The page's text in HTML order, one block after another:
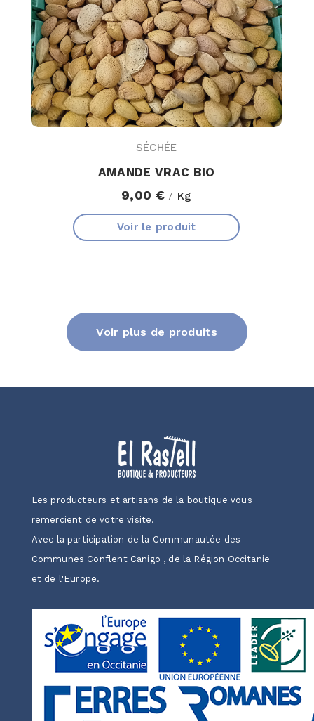
SÉCHÉE
AMANDE VRAC BIO
9,00 € / Kg
Voir le produit
Voir plus de produits
Les producteurs et artisans de la boutique vous
remercient de votre visite.
Avec la participation de la Communautée des
Communes Conflent Canigo , de la Région Occitanie
et de l'Europe.